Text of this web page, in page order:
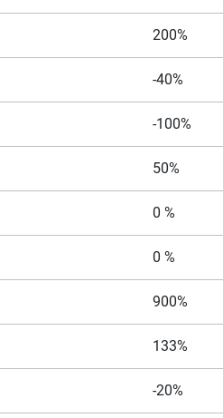
200%
-40%
-100%
50%
0 %
0 %
900%
133%
-20%